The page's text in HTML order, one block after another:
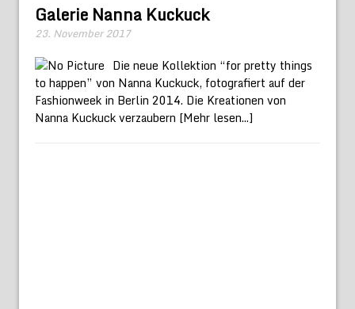
Galerie Nanna Kuckuck
23. November 2017
Die neue Kollektion “for pretty things
to happen” von Nanna Kuckuck, fotografiert auf der
Fashionweek in Berlin 2014. Die Kreationen von
Nanna Kuckuck verzaubern [Mehr lesen...]